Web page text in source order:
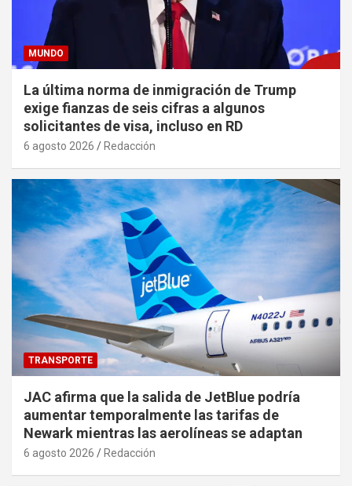
MUNDO
La última norma de inmigración de Trump
exige fianzas de seis cifras a algunos
solicitantes de visa, incluso en RD
6 agosto 2026 Redacción
TRANSPORTE
JAC afirma que la salida de JetBlue podría
aumentar temporalmente las tarifas de
Newark mientras las aerolíneas se adaptan
6 agosto 2026 Redacción